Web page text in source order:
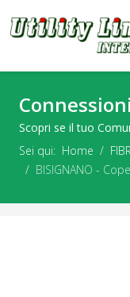
Scopri se il tuo
Sei qui: Home
BISIGNANO -